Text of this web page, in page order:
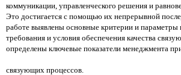
коммуникации, управленческого решения и
Это достигается с помощью их непрерывной
работе выявлены основные критерии и параметры
требования и условия обеспечения качества
определены ключевые показатели менеджмента
связующих процессов.